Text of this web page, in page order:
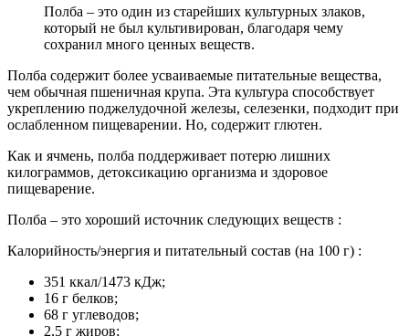
Полба – это один из старейших культурных злаков,
который не был культивирован, благодаря чему
сохранил много ценных веществ.
Полба содержит более усваиваемые питательные вещества,
чем обычная пшеничная крупа. Эта культура способствует
укреплению поджелудочной железы, селезенки, подходит при
ослабленном пищеварении. Но, содержит глютен.
Как и ячмень, полба поддерживает потерю лишних
килограммов, детоксикацию организма и здоровое
пищеварение.
Полба – это хороший источник следующих веществ :
Калорийность/энергия и питательный состав (на 100 г) :
351 ккал/1473 кДж;
16 г белков;
68 г углеводов;
2,5 г жиров;